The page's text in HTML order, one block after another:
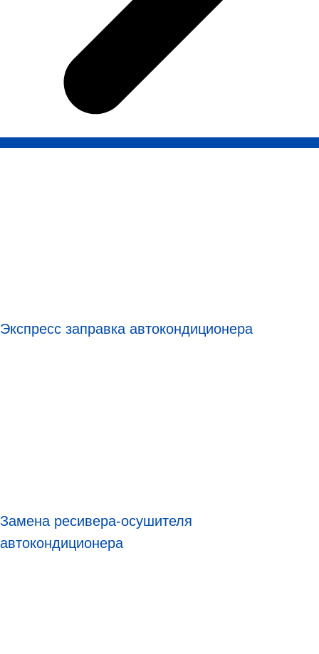
Экспресс заправка автокондиционера
Замена ресивера-осушителя
автокондиционера